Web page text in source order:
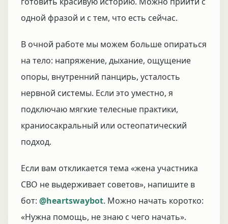
одной фразой и с тем, что есть сейчас.
В очной работе мы можем больше опираться
на тело: напряжение, дыхание, ощущение
опоры, внутренний панцирь, усталость
нервной системы. Если это уместно, я
подключаю мягкие телесные практики,
краниосакральный или остеопатический
подход.
Если вам откликается тема «жена участника
СВО не выдерживает советов», напишите в
бот: @heartswaybot. Можно начать коротко:
«Нужна помощь, не знаю с чего начать».